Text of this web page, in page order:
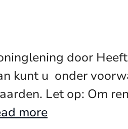
door
kunt u onder
Let op: Om
more